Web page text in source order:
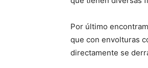
Por último
que con envolturas
directamente se